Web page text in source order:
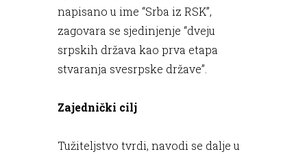
napisano u ime “Srba iz RSK”,
zagovara se sjedinjenje “dveju
srpskih država kao prva etapa
stvaranja svesrpske države”.
Zajednički cilj
Tužiteljstvo tvrdi, navodi se dalje u